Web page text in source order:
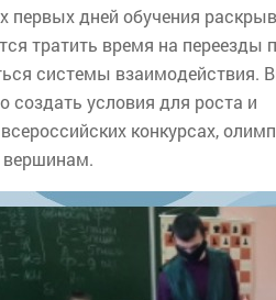
дней обучения
тратить время на переезды
системы взаимодействия.
условия для роста и
конкурсах,
вершинам.